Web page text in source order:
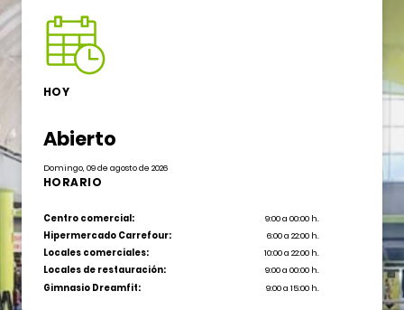
HOY
Abierto
Domingo, 09 de agosto de 2026
HORARIO
Centro comercial:
9:00 a 00:00 h.
Hipermercado Carrefour:
6:00 a 22:00 h.
Locales comerciales:
10:00 a 22:00 h.
Locales de restauración:
9:00 a 00:00 h.
Gimnasio Dreamfit:
9:00 a 15:00 h.